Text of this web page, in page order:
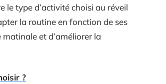
le type d’activité choisi au réveil
la routine en fonction de ses
et d’améliorer la
?